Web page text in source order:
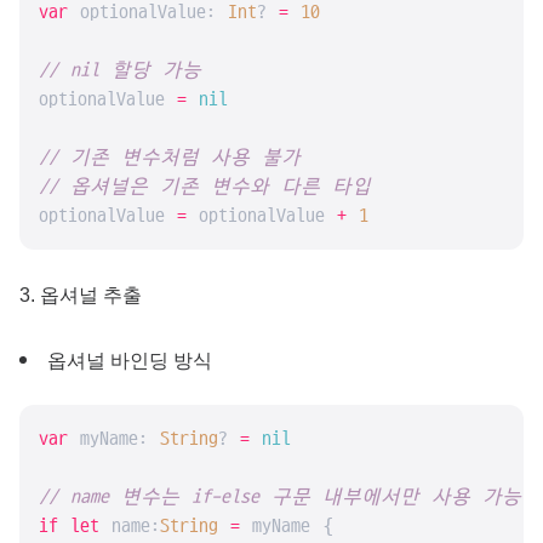
var optionalValue: Int? = 10
// nil 할당 가능
optionalValue = nil
// 기존 변수처럼 사용 불가
// 옵셔널은 기존 변수와 다른 타입
optionalValue = optionalValue + 1
3. 옵셔널 추출
옵셔널 바인딩 방식
var myName: String? = nil
// name 변수는 if-else 구문 내부에서만 사용 가능
if
let name:String = myName {